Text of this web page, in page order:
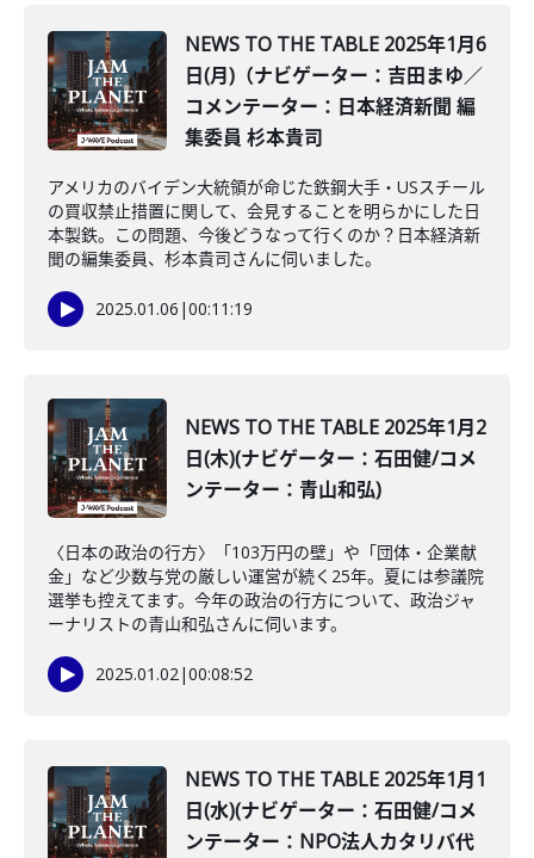
NEWS TO THE TABLE 2025年1月6
日(月)（ナビゲーター：吉田まゆ／
コメンテーター：日本経済新聞 編
集委員 杉本貴司
アメリカのバイデン大統領が命じた鉄鋼大手・USスチール
の買収禁止措置に関して、会見することを明らかにした日
本製鉄。この問題、今後どうなって行くのか？日本経済新
聞の編集委員、杉本貴司さんに伺いました。
2025.01.06 |00:11:19
NEWS TO THE TABLE 2025年1月2
日(木)(ナビゲーター：石田健/コメ
ンテーター：青山和弘)
〈日本の政治の行方〉「103万円の壁」や「団体・企業献
金」など少数与党の厳しい運営が続く25年。夏には参議院
選挙も控えてます。今年の政治の行方について、政治ジャ
ーナリストの青山和弘さんに伺います。
2025.01.02|00:08:52
NEWS TO THE TABLE 2025年1月1
日(水)(ナビゲーター：石田健/コメ
ンテーター：NPO法人カタリバ代